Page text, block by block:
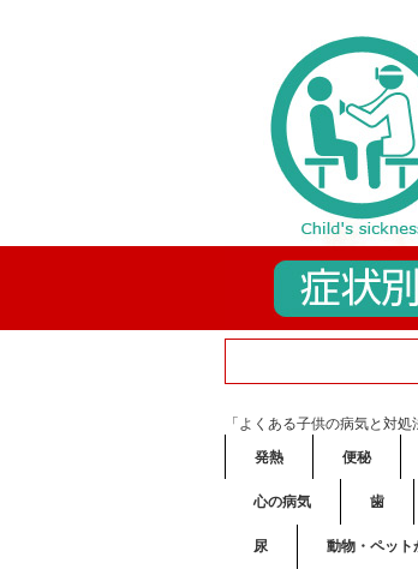
「よくある子供の病気と対
発熱
便秘
心の病気 歯
尿 動物・ペット